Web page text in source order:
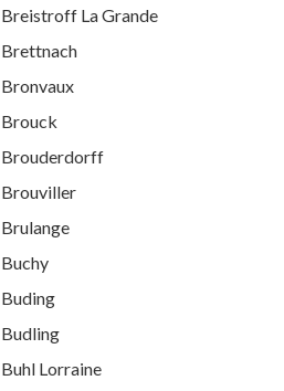
La Grande
Lorraine